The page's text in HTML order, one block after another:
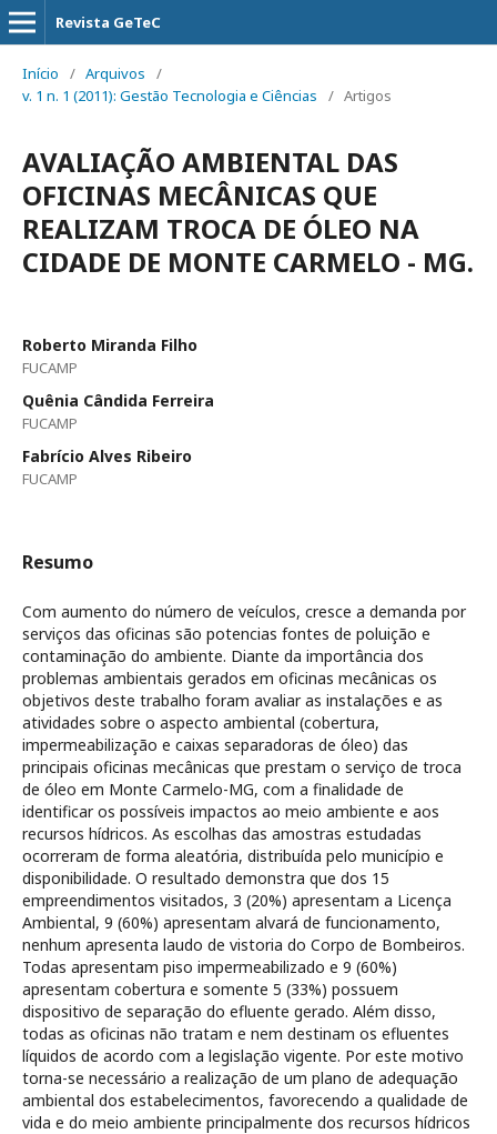
Revista GeTeC
Início / Arquivos
/
v. 1 n. 1 (2011): Gestão Tecnologia e Ciências
/ Artigos
AVALIAÇÃO AMBIENTAL DAS
OFICINAS MECÂNICAS QUE
REALIZAM TROCA DE ÓLEO NA
CIDADE DE MONTE CARMELO - MG.
Roberto Miranda Filho
FUCAMP
Quênia Cândida Ferreira
FUCAMP
Fabrício Alves Ribeiro
FUCAMP
Resumo
Com aumento do número de veículos, cresce a demanda por
serviços das oficinas são potencias fontes de poluição e
contaminação do ambiente. Diante da importância dos
problemas ambientais gerados em oficinas mecânicas os
objetivos deste trabalho foram avaliar as instalações e as
atividades sobre o aspecto ambiental (cobertura,
impermeabilização e caixas separadoras de óleo) das
principais oficinas mecânicas que prestam o serviço de troca
de óleo em Monte Carmelo-MG, com a finalidade de
identificar os possíveis impactos ao meio ambiente e aos
recursos hídricos. As escolhas das amostras estudadas
ocorreram de forma aleatória, distribuída pelo município e
disponibilidade. O resultado demonstra que dos 15
empreendimentos visitados, 3 (20%) apresentam a Licença
Ambiental, 9 (60%) apresentam alvará de funcionamento,
nenhum apresenta laudo de vistoria do Corpo de Bombeiros.
Todas apresentam piso impermeabilizado e 9 (60%)
apresentam cobertura e somente 5 (33%) possuem
dispositivo de separação do efluente gerado. Além disso,
todas as oficinas não tratam e nem destinam os efluentes
líquidos de acordo com a legislação vigente. Por este motivo
torna-se necessário a realização de um plano de adequação
ambiental dos estabelecimentos, favorecendo a qualidade de
vida e do meio ambiente principalmente dos recursos hídricos